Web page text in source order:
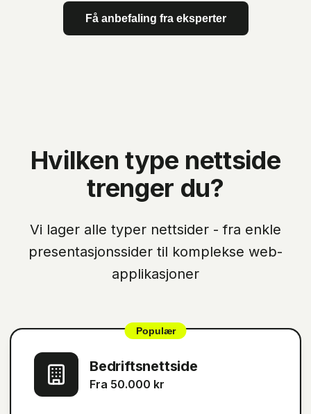
Få anbefaling fra eksperter
Hvilken type nettside
trenger du?
Vi lager alle typer nettsider - fra enkle
presentasjonssider til komplekse web-
applikasjoner
Populær
Bedriftsnettside
Fra 50.000 kr